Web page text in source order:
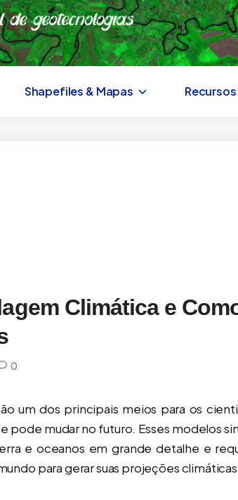
Shapefiles & Mapas
Climática e
0
um dos principais meios para os
pode mudar no futuro. Esses modelos
e oceanos em grande detalhe e
para gerar suas projeções
o Forest GIS online, mas os custos